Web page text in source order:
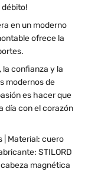
en un moderno
ofrece la
la confianza y la
modernos de
es hacer que
día con el corazón
| Material: cuero
STILORD
magnética